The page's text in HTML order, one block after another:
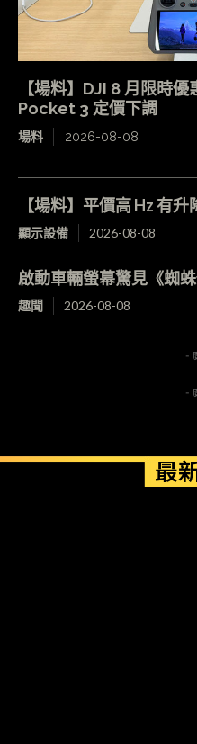
【場料】DJI 8 月限時
Pocket 3 定價下調
場料 2026-08-08
【場料】平價高 Hz 有
顯示設備 2026-08-08
啟動車輛螢幕驚見《蜘
趣聞 2026-08-08
-
-
最